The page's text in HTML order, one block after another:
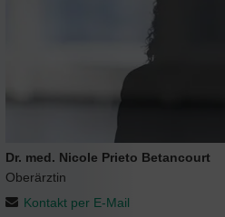
Dr. med. Nicole Prieto Betancourt
Oberärztin
Kontakt per E-Mail